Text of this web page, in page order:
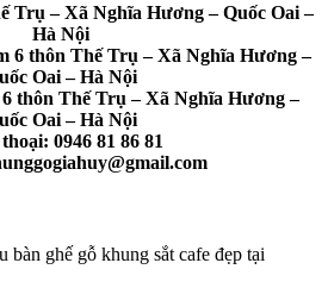
Trụ – Xã Nghĩa Hương – Quốc Oai –
Hà Nội
6 thôn Thế Trụ – Xã Nghĩa Hương –
Oai – Hà Nội
thôn Thế Trụ – Xã Nghĩa Hương –
Oai – Hà Nội
0946 81 86 81
bàn ghế gỗ khung sắt cafe đẹp tại